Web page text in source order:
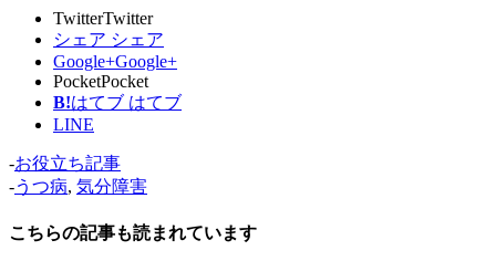
TwitterTwitter
シェア シェア
Google+Google+
PocketPocket
B!はてブ はてブ
LINE
-お役立ち記事
-うつ病, 気分障害
こちらの記事も読まれています